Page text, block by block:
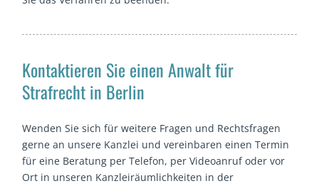
Kontaktieren Sie einen Anwalt für
Strafrecht in Berlin
Wenden Sie sich für weitere Fragen und Rechtsfragen
gerne an unsere Kanzlei und vereinbaren einen Termin
für eine Beratung per Telefon, per Videoanruf oder vor
Ort in unseren Kanzleiräumlichkeiten in der